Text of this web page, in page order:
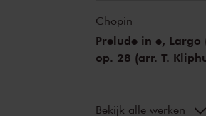
Chopin
Prelude in e, Largo
op. 28 (arr. T.
Bekijk alle werken